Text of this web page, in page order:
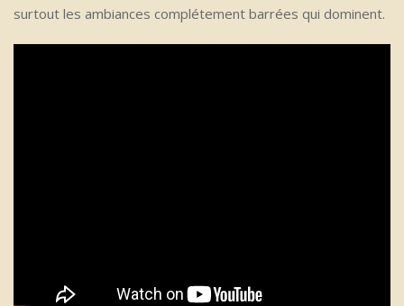
surtout les ambiances complétement barrées qui dominent.